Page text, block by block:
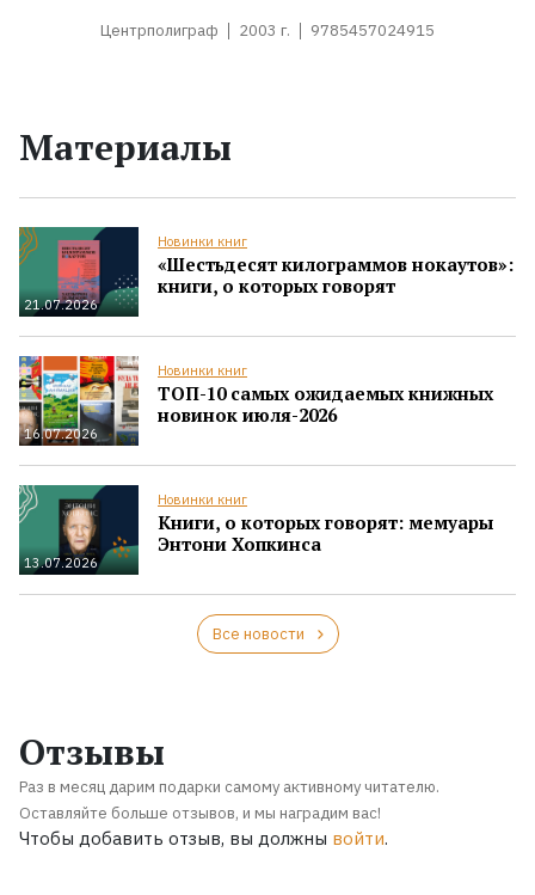
Центрполиграф 2003 г. 9785457024915
Материалы
21.07.2026
Новинки книг
«Шестьдесят килограммов нокаутов»:
книги, о которых говорят
16.07.2026
Новинки книг
ТОП-10 самых ожидаемых книжных
новинок июля-2026
13.07.2026
Новинки книг
Книги, о которых говорят: мемуары
Энтони Хопкинса
Все новости
Отзывы
Раз в месяц дарим подарки самому активному читателю.
Оставляйте больше отзывов, и мы наградим вас!
Чтобы добавить отзыв, вы должны войти.